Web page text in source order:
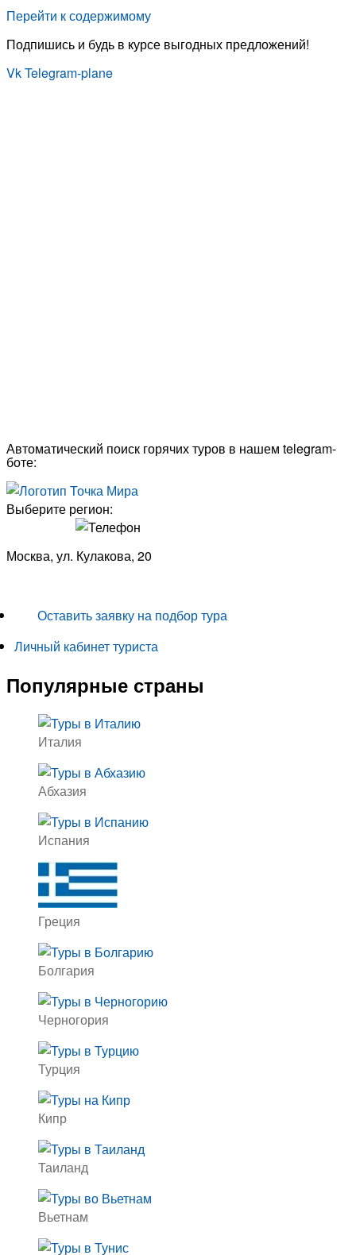
Перейти к содержимому
Подпишись и будь в курсе выгодных предложений!
VkTelegram-plane
Автоматический поиск горячих туров в нашем telegram-
боте:
Выберите регион:
Москва, ул. Кулакова, 20
Оставить заявку на подбор тура
Личный кабинет туриста
Популярные страны
Италия
Абхазия
Испания
Греция
Болгария
Черногория
Турция
Кипр
Таиланд
Вьетнам